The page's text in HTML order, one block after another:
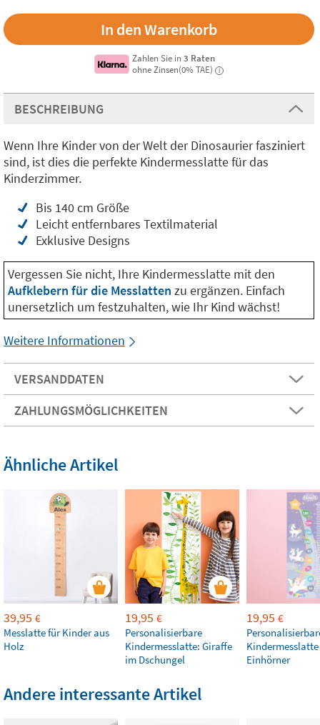
Zahlen Sie in3 Raten
ohne Zinsen(0% TAE)
i
BESCHREIBUNG
Wenn Ihre Kinder von der Welt der Dinosaurier fasziniert
sind, ist dies die perfekte Kindermesslatte für das
Kinderzimmer.
Bis 140 cm Größe
Leicht entfernbares Textilmaterial
Exklusive Designs
Vergessen Sie nicht, Ihre Kindermesslatte mit den
Aufklebern für die Messlatten zu ergänzen. Einfach
unersetzlich um festzuhalten, wie Ihr Kind wächst!
Weitere Informationen
VERSANDDATEN
ZAHLUNGSMÖGLICHKEITEN
Ähnliche Artikel
39,95 €
Messlatte für Kinder aus
Holz
19,95 €
Personalisierbare
Kindermesslatte: Giraffe
im Dschungel
19,95 €
Kindermesslatte
Einhörner
Andere interessante Artikel